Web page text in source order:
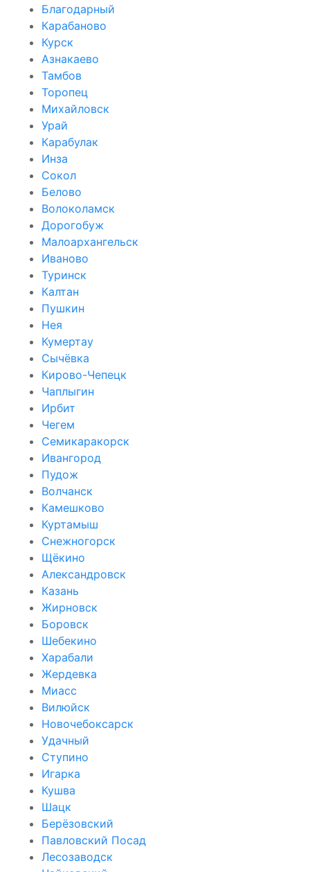
Благодарный
Карабаново
Курск
Азнакаево
Тамбов
Торопец
Михайловск
Урай
Карабулак
Инза
Сокол
Белово
Волоколамск
Дорогобуж
Малоархангельск
Иваново
Туринск
Калтан
Пушкин
Нея
Кумертау
Сычёвка
Кирово-Чепецк
Чаплыгин
Ирбит
Чегем
Семикаракорск
Ивангород
Пудож
Волчанск
Камешково
Куртамыш
Снежногорск
Щёкино
Александровск
Казань
Жирновск
Боровск
Шебекино
Харабали
Жердевка
Миасс
Вилюйск
Новочебоксарск
Удачный
Ступино
Игарка
Кушва
Шацк
Берёзовский
Павловский Посад
Лесозаводск